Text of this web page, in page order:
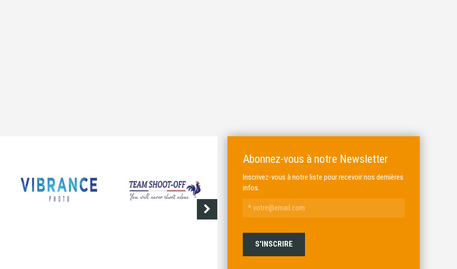
ALKAR
Abonnez-vous à notre Newsletter
Inscrivez-vous à notre liste pour recevoir nos dernières
infos.